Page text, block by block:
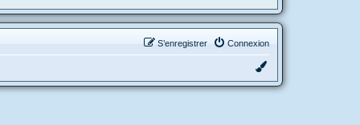
Connexion
S’enregistrer